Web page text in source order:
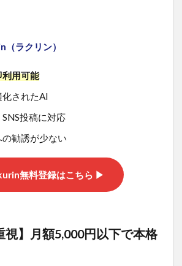
（ラクリン）
用可能
化されたAI
投稿に対応
勧誘が少ない
無料登録はこちら ▶
視】月額5,000円以下で本格